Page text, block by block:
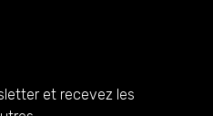
et recevez les